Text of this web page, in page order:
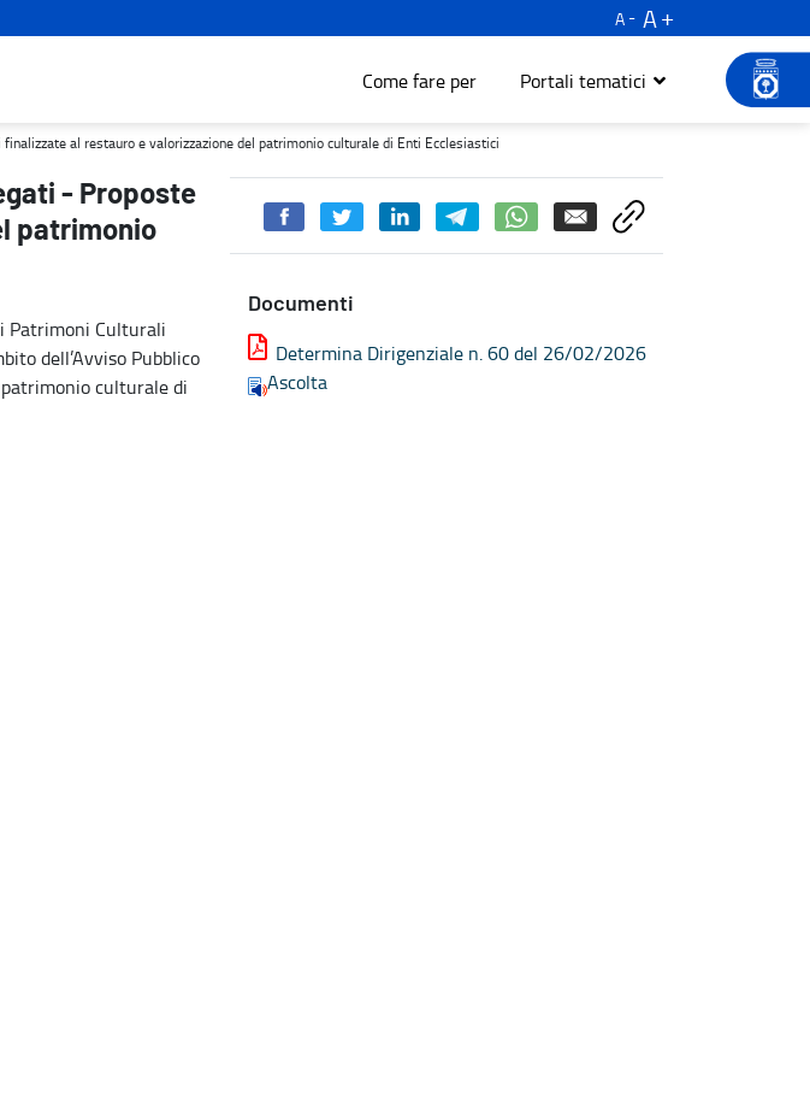
A
A
Come fare per Portali tematici
valorizzazione del patrimonio culturale di Enti Ecclesiastici - Turismo e cultura
al restauro e valorizzazione del patrimonio culturale di Enti Ecclesiastici
- Proposte
patrimonio
Patrimoni Culturali
dell’Avviso Pubblico
culturale di
Documenti
Determina Dirigenziale n. 60 del 26/02/2026
Ascolta